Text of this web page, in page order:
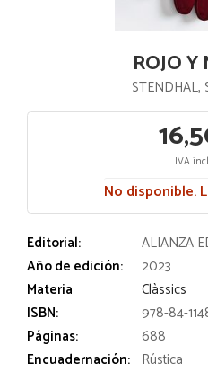
ROJO Y
STENDHAL,
IVA
No disponible.
Editorial:
ALIANZA
Año de edición:
2023
Materia
Clàssics
ISBN:
978-84-
Páginas:
688
Encuadernación: Rústica